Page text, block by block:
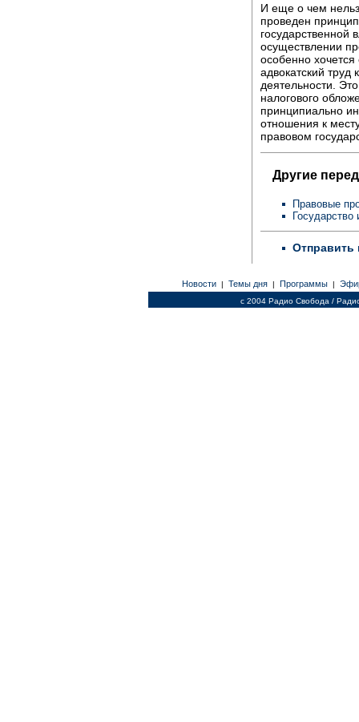
И еще о чем
проведен
государственной
осуществлении
особенно
адвокатский
деятельности.
налогового
принципиально
отношения к
правовом
Другие
Правовые
Отправить
Новости | Темы дня | Программы |
c 2004 Радио Свобода /